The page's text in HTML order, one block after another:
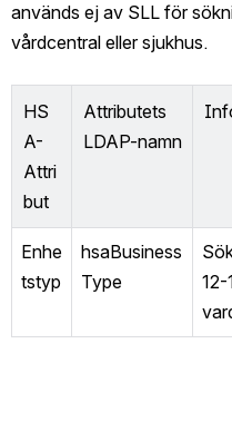
används ej av SLL för
vårdcentral eller sjukhus.
HS
A-
Attri
but
Attributets
LDAP-namn
Enhe
tstyp
hsaBusiness
Type
12-